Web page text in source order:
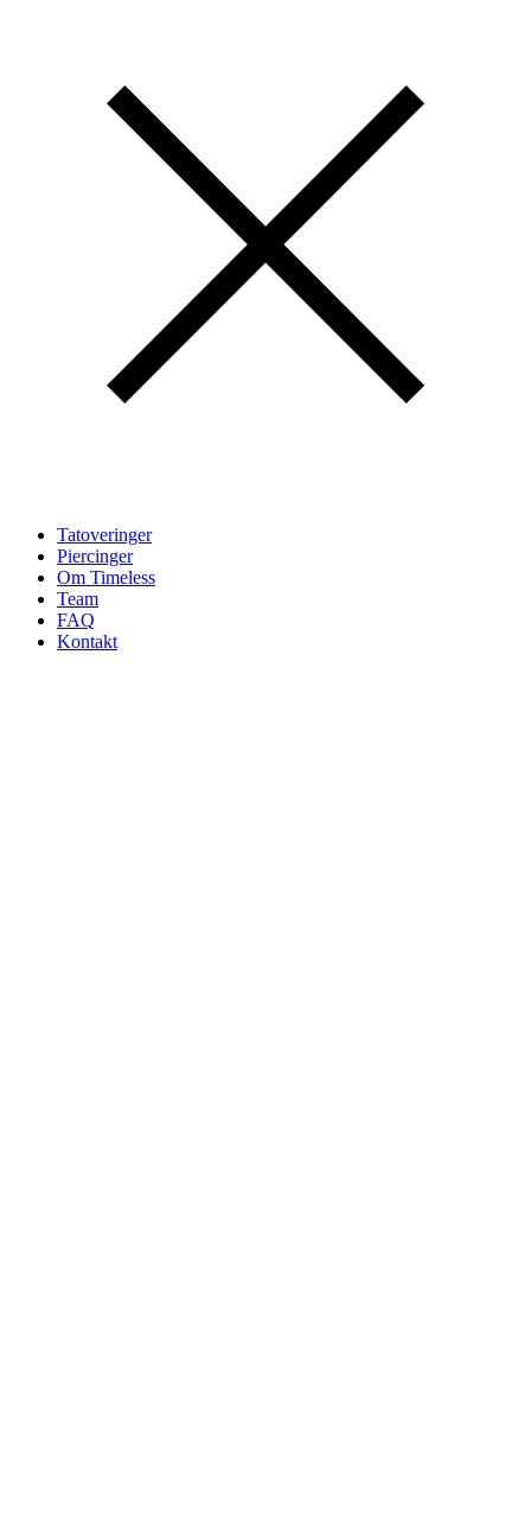
Tatoveringer
Piercinger
Om Timeless
Team
FAQ
Kontakt